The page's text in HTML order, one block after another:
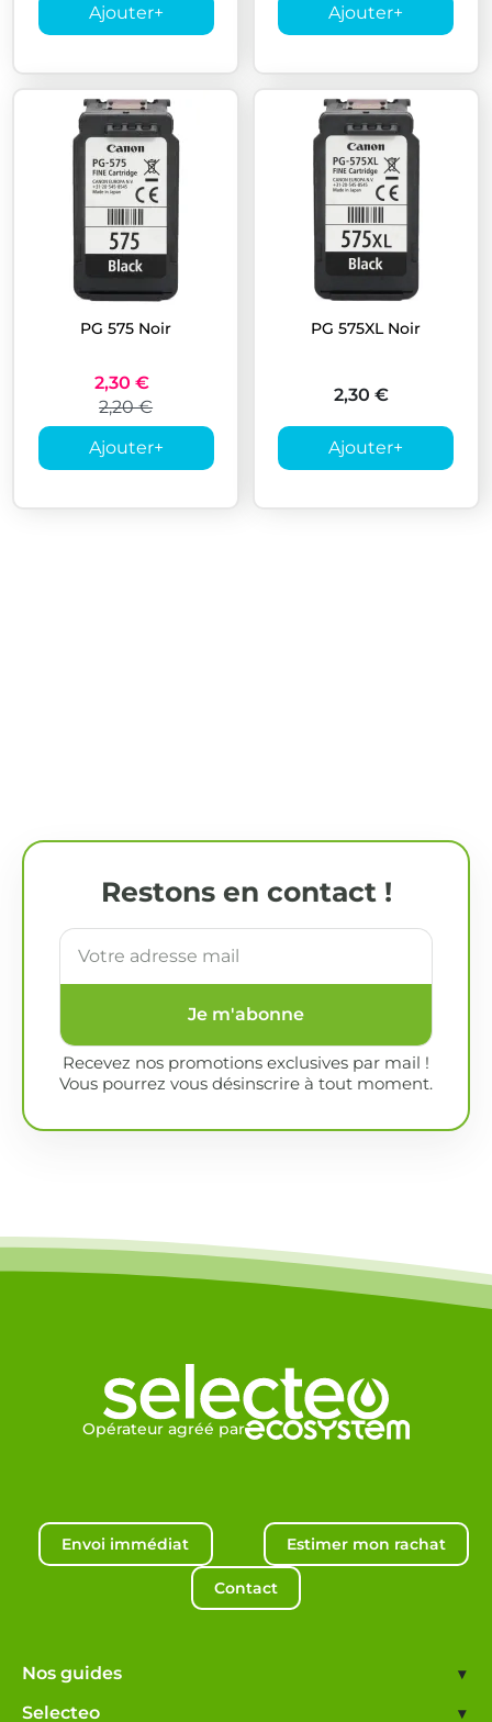
Ajouter+ Ajouter+
PG 575 Noir
2,30 €
2,20 €
Ajouter+
PG 575XL Noir
2,30 €
Ajouter+
Restons en contact !
Je m'abonne
Recevez nos promotions exclusives par mail !
Vous pourrez vous désinscrire à tout moment.
Opérateur agréé par
Envoi immédiat Estimer mon rachat
Contact
Nos guides ▾
Selecteo ▾